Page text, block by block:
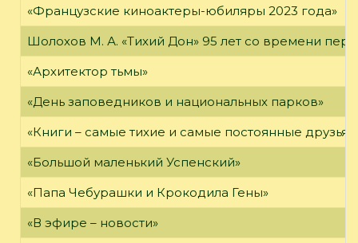
«Французские киноактеры-юбиляры 2023 года»
Шолохов М. А. «Тихий Дон» 95 лет со времени
«Архитектор тьмы»
«День заповедников и национальных парков»
«Книги – самые тихие и самые постоянные
«Большой маленький Успенский»
«Папа Чебурашки и Крокодила Гены»
«В эфире – новости»